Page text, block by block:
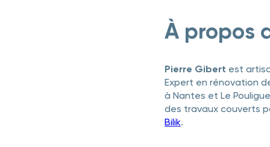
À propos
Pierre Gibert est
Expert en rénovation
à Nantes et Le
des travaux couverts
Bilik.